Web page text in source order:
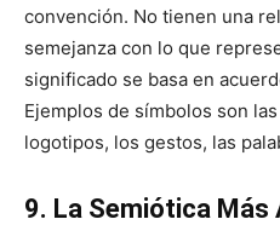
convención. No tienen una
semejanza con lo que
significado se basa en
Ejemplos de símbolos son
logotipos, los gestos, las
9. La Semiótica Más